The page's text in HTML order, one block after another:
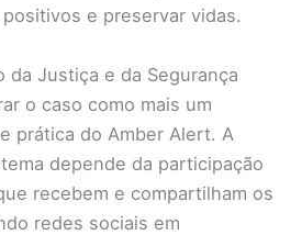
e preservar vidas.
da Justiça e da Segurança
o caso como mais um
prática do Amber Alert. A
depende da participação
recebem e compartilham os
redes sociais em